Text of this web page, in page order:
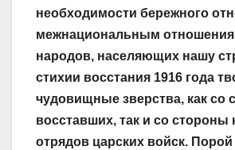
необходимости бережного
межнациональным
народов, населяющих нашу
стихии восстания 1916 года
чудовищные зверства, как со
восставших, так и со стороны
отрядов царских войск. Порой